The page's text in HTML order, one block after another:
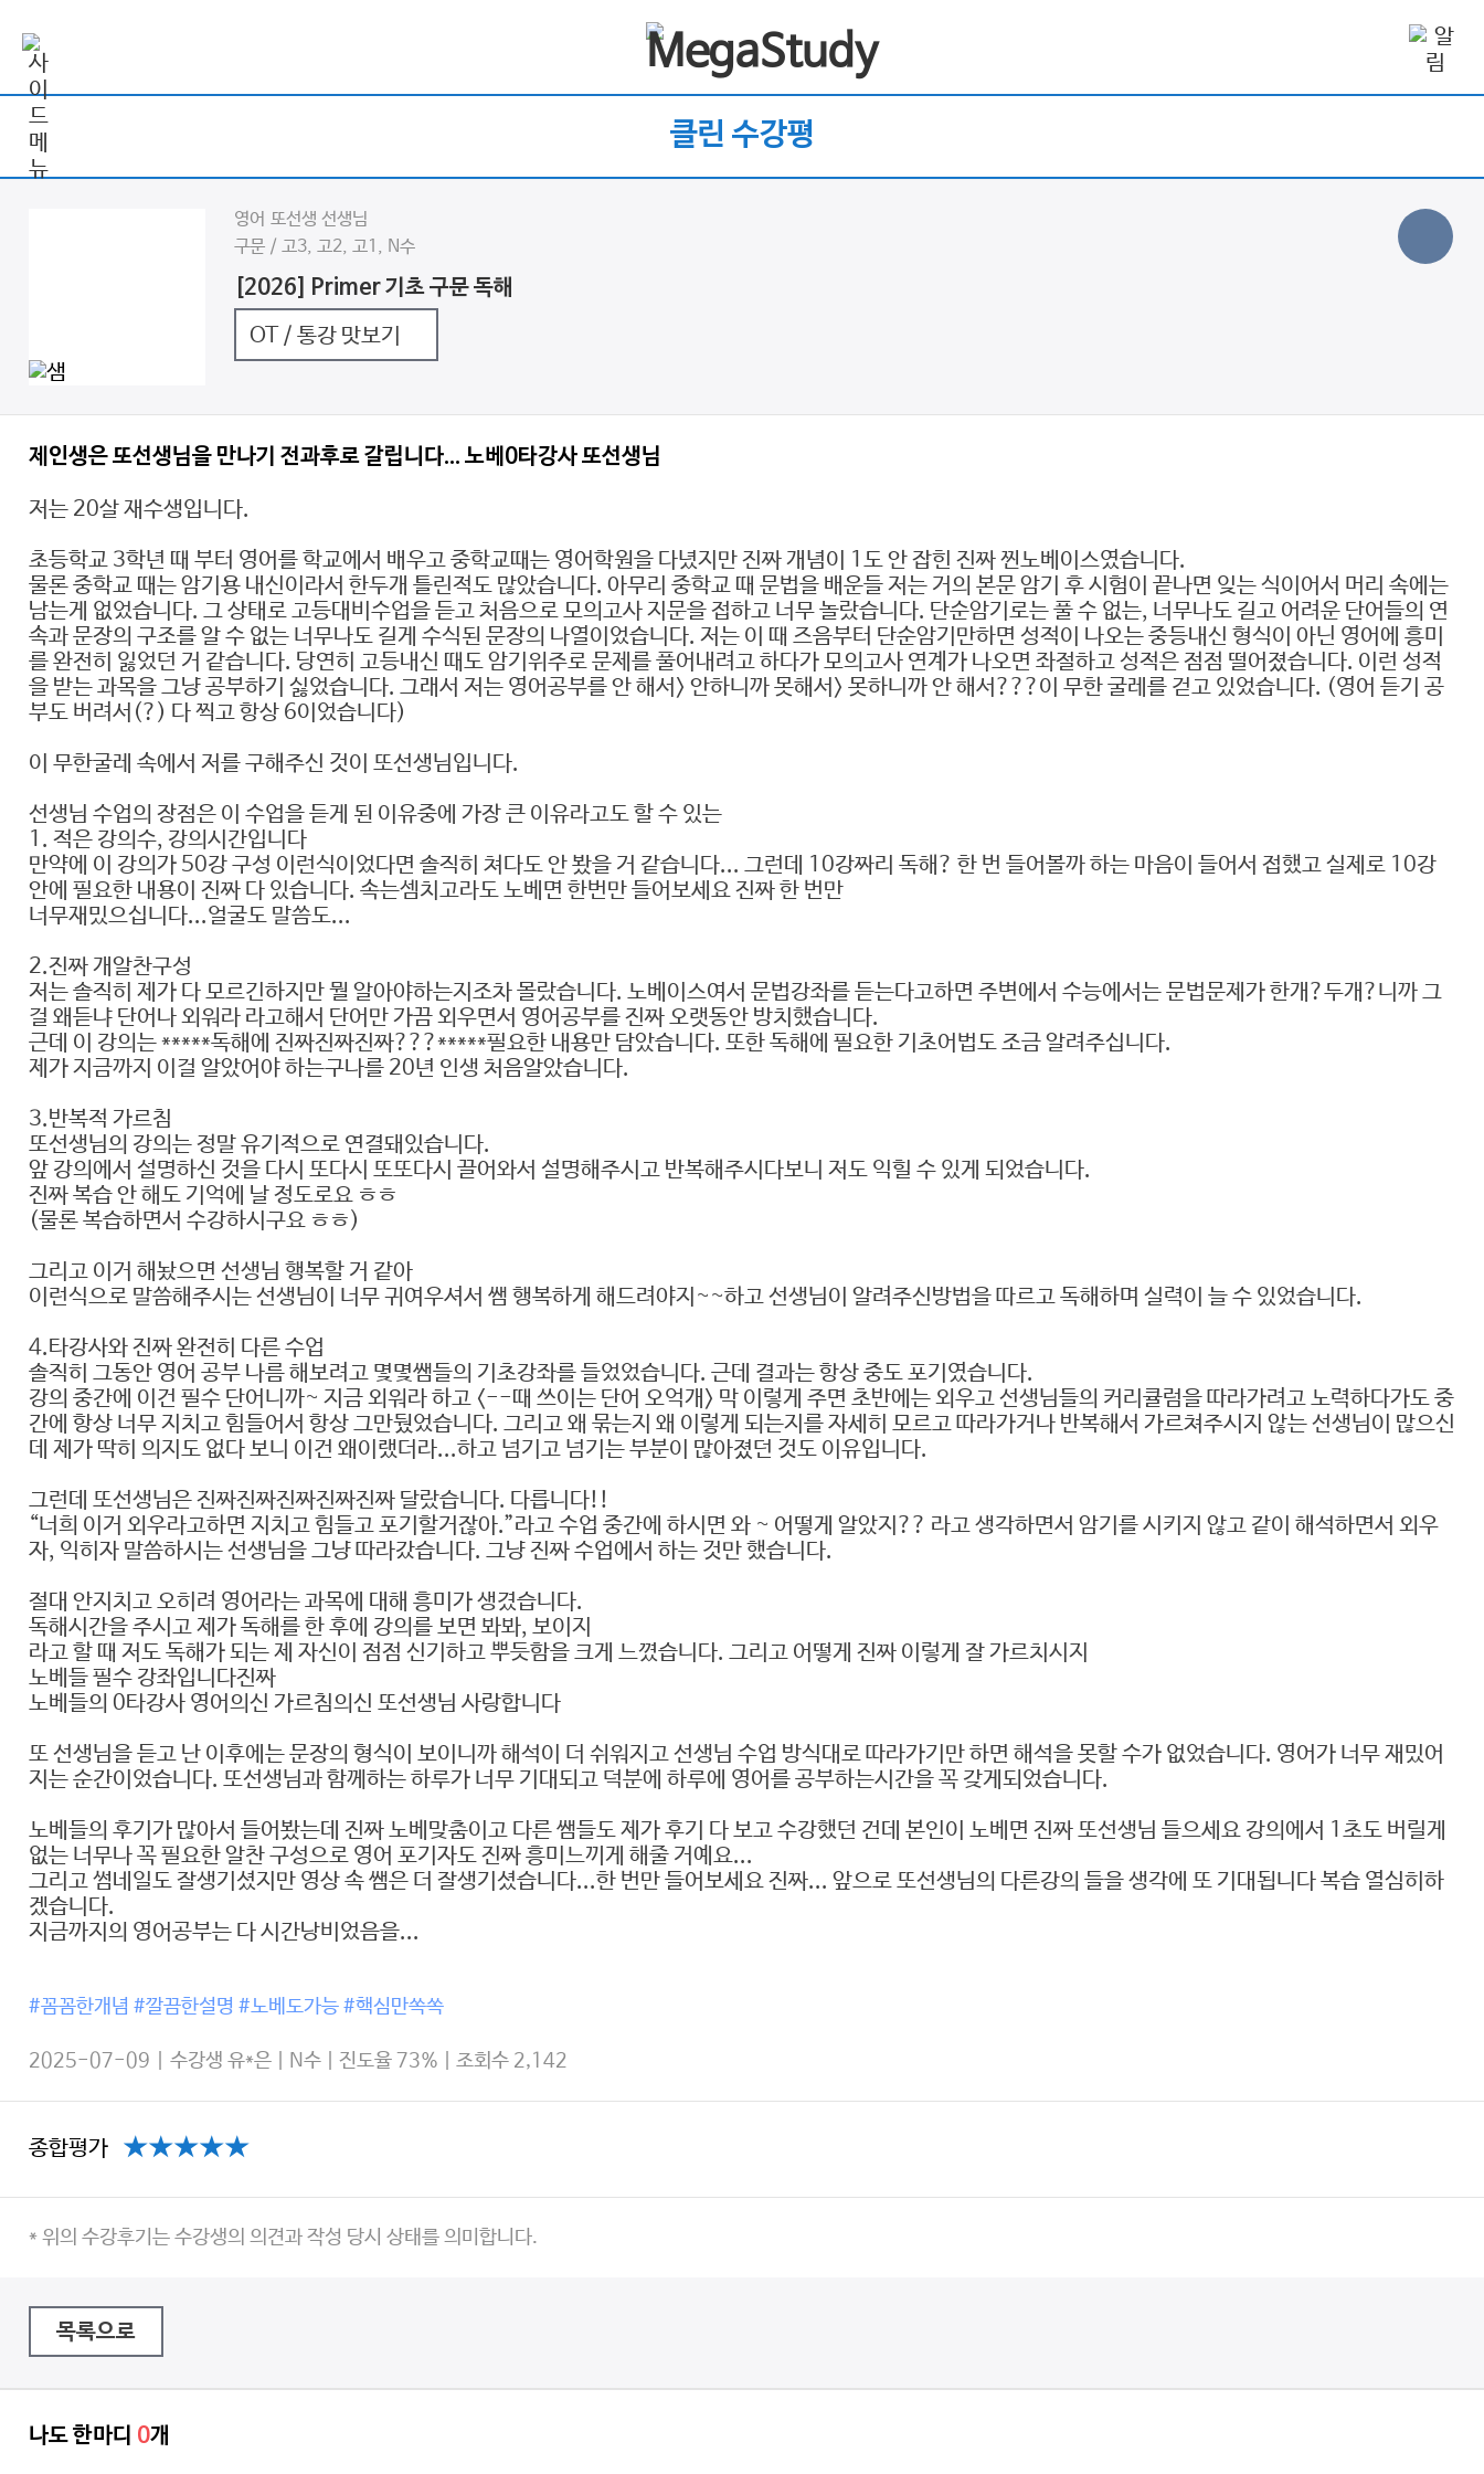
클린 수강평
영어 또선생 선생님
구문 / 고3, 고2, 고1, N수
[2026] Primer 기초 구문 독해
OT / 통강 맛보기
제인생은 또선생님을 만나기 전과후로 갈립니다... 노베0타강사 또선생님
저는 20살 재수생입니다.
초등학교 3학년 때 부터 영어를 학교에서 배우고 중학교때는 영어학원을 다녔지만 진짜 개념이 1도 안 잡힌 진짜 찐노베이스였습니다.
물론 중학교 때는 암기용 내신이라서 한두개 틀린적도 많았습니다. 아무리 중학교 때 문법을 배운들 저는 거의 본문 암기 후 시험이 끝나면 잊는 식이어서 머리 속에는
남는게 없었습니다. 그 상태로 고등대비수업을 듣고 처음으로 모의고사 지문을 접하고 너무 놀랐습니다. 단순암기로는 풀 수 없는, 너무나도 길고 어려운 단어들의 연
속과 문장의 구조를 알 수 없는 너무나도 길게 수식된 문장의 나열이었습니다. 저는 이 때 즈음부터 단순암기만하면 성적이 나오는 중등내신 형식이 아닌 영어에 흥미
를 완전히 잃었던 거 같습니다. 당연히 고등내신 때도 암기위주로 문제를 풀어내려고 하다가 모의고사 연계가 나오면 좌절하고 성적은 점점 떨어졌습니다. 이런 성적
을 받는 과목을 그냥 공부하기 싫었습니다. 그래서 저는 영어공부를 안 해서> 안하니까 못해서> 못하니까 안 해서???이 무한 굴레를 걷고 있었습니다. (영어 듣기 공
부도 버려서(?) 다 찍고 항상 6이었습니다)
이 무한굴레 속에서 저를 구해주신 것이 또선생님입니다.
선생님 수업의 장점은 이 수업을 듣게 된 이유중에 가장 큰 이유라고도 할 수 있는
1. 적은 강의수, 강의시간입니다
만약에 이 강의가 50강 구성 이런식이었다면 솔직히 쳐다도 안 봤을 거 같습니다... 그런데 10강짜리 독해? 한 번 들어볼까 하는 마음이 들어서 접했고 실제로 10강
안에 필요한 내용이 진짜 다 있습니다. 속는셈치고라도 노베면 한번만 들어보세요 진짜 한 번만
너무재밌으십니다...얼굴도 말씀도...
2.진짜 개알찬구성
저는 솔직히 제가 다 모르긴하지만 뭘 알아야하는지조차 몰랐습니다. 노베이스여서 문법강좌를 듣는다고하면 주변에서 수능에서는 문법문제가 한개?두개?니까 그
걸 왜듣냐 단어나 외워라 라고해서 단어만 가끔 외우면서 영어공부를 진짜 오랫동안 방치했습니다.
근데 이 강의는 *****독해에 진짜진짜진짜???*****필요한 내용만 담았습니다. 또한 독해에 필요한 기초어법도 조금 알려주십니다.
제가 지금까지 이걸 알았어야 하는구나를 20년 인생 처음알았습니다.
3.반복적 가르침
또선생님의 강의는 정말 유기적으로 연결돼있습니다.
앞 강의에서 설명하신 것을 다시 또다시 또또다시 끌어와서 설명해주시고 반복해주시다보니 저도 익힐 수 있게 되었습니다.
진짜 복습 안 해도 기억에 날 정도로요 ㅎㅎ
(물론 복습하면서 수강하시구요 ㅎㅎ)
그리고 이거 해놨으면 선생님 행복할 거 같아
이런식으로 말씀해주시는 선생님이 너무 귀여우셔서 쌤 행복하게 해드려야지~~하고 선생님이 알려주신방법을 따르고 독해하며 실력이 늘 수 있었습니다.
4.타강사와 진짜 완전히 다른 수업
솔직히 그동안 영어 공부 나름 해보려고 몇몇쌤들의 기초강좌를 들었었습니다. 근데 결과는 항상 중도 포기였습니다.
강의 중간에 이건 필수 단어니까~ 지금 외워라 하고 <--때 쓰이는 단어 오억개> 막 이렇게 주면 초반에는 외우고 선생님들의 커리큘럼을 따라가려고 노력하다가도 중
간에 항상 너무 지치고 힘들어서 항상 그만뒀었습니다. 그리고 왜 묶는지 왜 이렇게 되는지를 자세히 모르고 따라가거나 반복해서 가르쳐주시지 않는 선생님이 많으신
데 제가 딱히 의지도 없다 보니 이건 왜이랬더라...하고 넘기고 넘기는 부분이 많아졌던 것도 이유입니다.
그런데 또선생님은 진짜진짜진짜진짜진짜 달랐습니다. 다릅니다!!
“너희 이거 외우라고하면 지치고 힘들고 포기할거잖아.”라고 수업 중간에 하시면 와 ~ 어떻게 알았지?? 라고 생각하면서 암기를 시키지 않고 같이 해석하면서 외우
자, 익히자 말씀하시는 선생님을 그냥 따라갔습니다. 그냥 진짜 수업에서 하는 것만 했습니다.
절대 안지치고 오히려 영어라는 과목에 대해 흥미가 생겼습니다.
독해시간을 주시고 제가 독해를 한 후에 강의를 보면 봐봐, 보이지
라고 할 때 저도 독해가 되는 제 자신이 점점 신기하고 뿌듯함을 크게 느꼈습니다. 그리고 어떻게 진짜 이렇게 잘 가르치시지
노베들 필수 강좌입니다진짜
노베들의 0타강사 영어의신 가르침의신 또선생님 사랑합니다
또 선생님을 듣고 난 이후에는 문장의 형식이 보이니까 해석이 더 쉬워지고 선생님 수업 방식대로 따라가기만 하면 해석을 못할 수가 없었습니다. 영어가 너무 재밌어
지는 순간이었습니다. 또선생님과 함께하는 하루가 너무 기대되고 덕분에 하루에 영어를 공부하는시간을 꼭 갖게되었습니다.
노베들의 후기가 많아서 들어봤는데 진짜 노베맞춤이고 다른 쌤들도 제가 후기 다 보고 수강했던 건데 본인이 노베면 진짜 또선생님 들으세요 강의에서 1초도 버릴게
없는 너무나 꼭 필요한 알찬 구성으로 영어 포기자도 진짜 흥미느끼게 해줄 거예요...
그리고 썸네일도 잘생기셨지만 영상 속 쌤은 더 잘생기셨습니다...한 번만 들어보세요 진짜... 앞으로 또선생님의 다른강의 들을 생각에 또 기대됩니다 복습 열심히하
겠습니다.
지금까지의 영어공부는 다 시간낭비었음을...
#꼼꼼한개념 #깔끔한설명 #노베도가능 #핵심만쏙쏙
2025-07-09 | 수강생 유*은 | N수 | 진도율 73% | 조회수 2,142
종합평가
* 위의 수강후기는 수강생의 의견과 작성 당시 상태를 의미합니다.
목록으로
나도 한마디 0개